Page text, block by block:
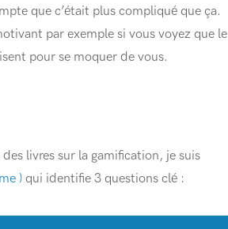
que c’était plus compliqué que ça.
par exemple si vous voyez que le
pour se moquer de vous.
livres sur la gamification, je suis
)qui identifie 3 questions clé :